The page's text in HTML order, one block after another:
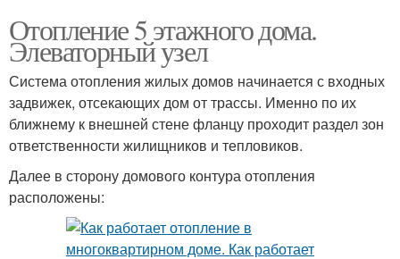
Отопление 5 этажного дома.
Элеваторный узел
Система отопления жилых домов начинается с входных
задвижек, отсекающих дом от трассы. Именно по их
ближнему к внешней стене фланцу проходит раздел зон
ответственности жилищников и тепловиков.
Далее в сторону домового контура отопления
расположены: